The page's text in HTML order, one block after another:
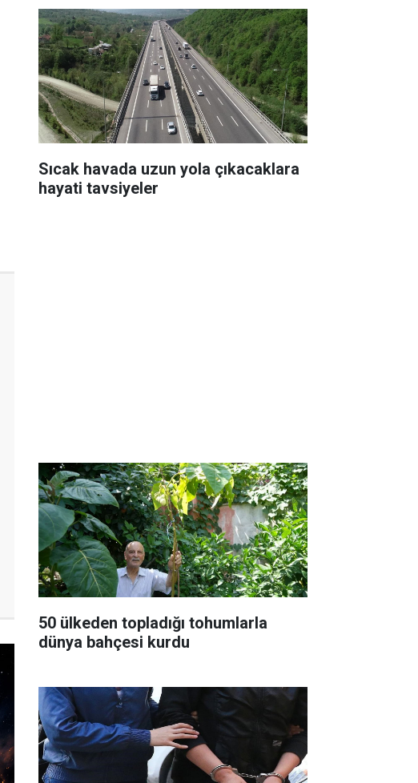
Sıcak havada uzun yola çıkacaklara
hayati tavsiyeler
50 ülkeden topladığı tohumlarla
dünya bahçesi kurdu